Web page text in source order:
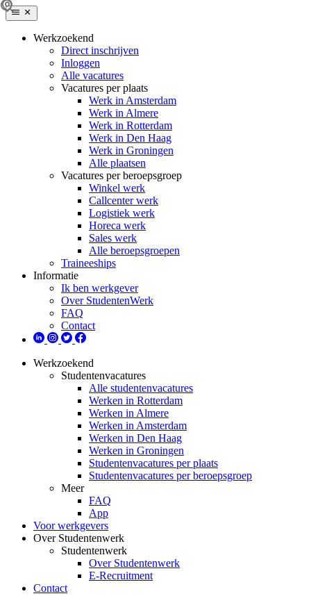
Werkzoekend
Direct inschrijven
Inloggen
Alle vacatures
Vacatures per plaats
Werk in Amsterdam
Werk in Almere
Werk in Rotterdam
Werk in Den Haag
Werk in Groningen
Alle plaatsen
Vacatures per beroepsgroep
Winkel werk
Callcenter werk
Logistiek werk
Horeca werk
Sales werk
Alle beroepsgroepen
Traineeships
Informatie
Ik ben werkgever
Over StudentenWerk
FAQ
Contact
Werkzoekend
Studentenvacatures
Alle studentenvacatures
Werken in Rotterdam
Werken in Almere
Werken in Amsterdam
Werken in Den Haag
Werken in Groningen
Studentenvacatures per plaats
Studentenvacatures per beroepsgroep
Meer
FAQ
App
Voor werkgevers
Over Studentenwerk
Studentenwerk
Over Studentenwerk
E-Recruitment
Contact